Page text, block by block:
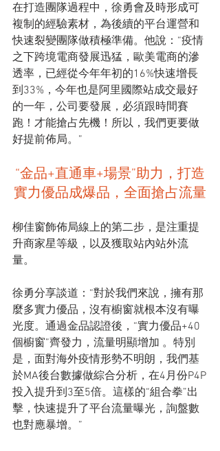
在打造團隊過程中，徐勇會及時形成可
複制的經驗素材，為後續的平台運營和
快速裂變團隊做積極準備。他說：“疫情
之下跨境電商發展迅猛，歐美電商的滲
透率，已經從今年年初的16%快速增長
到33%，今年也是阿里國際站成交最好
的一年，公司要發展，必須跟時間賽
跑！才能搶占先機！所以，我們更要做
好提前佈局。”
“金品+直通車+場景”助力，打造
實力優品成爆品，全面搶占流量
柳佳窗飾佈局線上的第二步，是注重提
升商家星等級，以及獲取站內站外流
量。
徐勇分享談道：“對於我們來說，擁有那
麼多實力優品，沒有櫥窗就根本沒有曝
光度。通過金品認證後，“實力優品+40
個櫥窗”齊發力，流量明顯增加 。特別
是，面對海外疫情形勢不明朗，我們基
於MA後台數據做綜合分析，在4月份P4P
投入提升到3至5倍。這樣的“組合拳”出
擊，快速提升了平台流量曝光，詢盤數
也對應暴增。”